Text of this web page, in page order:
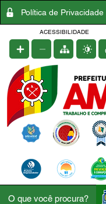
Política de Privacidade
ACESSIBILIDADE